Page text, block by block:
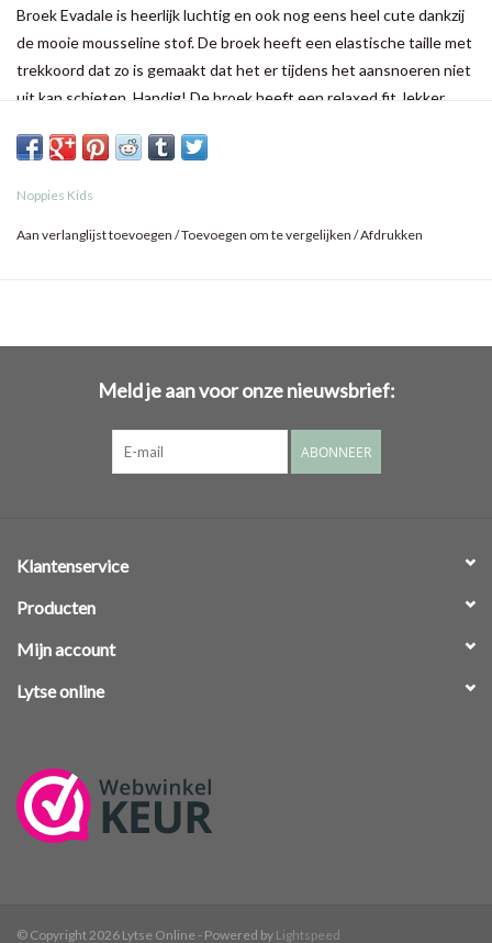
Broek Evadale is heerlijk luchtig en ook nog eens heel cute dankzij
de mooie mousseline stof. De broek heeft een elastische taille met
trekkoord dat zo is gemaakt dat het er tijdens het aansnoeren niet
uit kan schieten. Handig! De broek heeft een relaxed fit, lekker
bloesje om de outfit compleet te maken. Dit keylook item uit de
jouw kind! Alles in de Noppies Kids collectie kan met elkaar worden
gecombineerd, zodat je je kind gerust een eigen outfit kan laten
Noppies Kids
Aan verlanglijst toevoegen /Toevoegen om te vergelijken /Afdrukken
Meld je aan voor onze nieuwsbrief:
ABONNEER
Klantenservice
Producten
Mijn account
Lytse online
© Copyright 2026 Lytse Online - Powered by Lightspeed